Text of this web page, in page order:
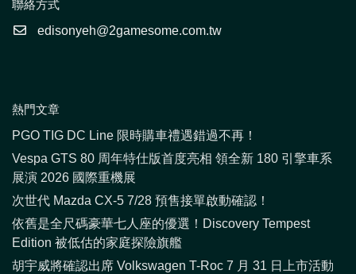
聯絡方式
edisonyeh@2gamesome.com.tw
熱門文章
PGO TIG DC Line 限時購車禮遇錯過不再！
Vespa GTS 80 周年特仕版首度亮相 領全新 180 引擎車系
展演 2026 國際重機展
次世代 Mazda CX-5 7/28 預售接單啟動確認！
依舊是全尺碼豪華七人座的優選！Discovery Tempest
Edition 被低估的家庭探險旗艦
胡宇威將確認出席 Volkswagen T-Roc 7 月 31 日上市活動